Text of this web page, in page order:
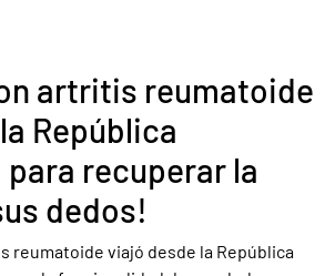
artritis reumatoide
República
recuperar la
dedos!
reumatoide viajó desde la República